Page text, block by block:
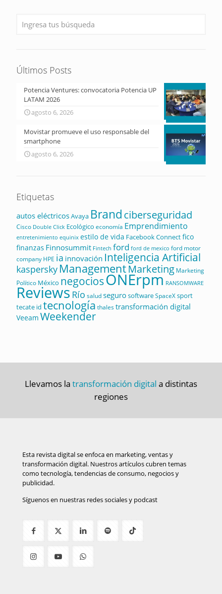
Últimos Posts
Potencia Ventures: convocatoria Potencia UP
LATAM 2026
agosto 6, 2026
Movistar promueve el uso responsable del
smartphone
agosto 6, 2026
Etiquetas
autos eléctricosAvaya Brandciberseguridad
Cisco Double Click Ecológico economía Emprendimiento
entretenimiento equinix estilo de vida Facebook Connectfico
finanzas Finnosummit Fintech ford ford de mexico ford motor
company HPE ia innovación Inteligencia Artificial
kaspersky ManagementMarketing Marketing
Político México negociosONErpm RANSOMWARE
Reviews Río saludsegurosoftwareSpaceXsport
tecate id tecnología thalestransformación digital
Veeam Weekender
Llevamos la transformación digital a distintas
regiones
Esta revista digital se enfoca en marketing, ventas y
transformación digital. Nuestros artículos cubren temas
como tecnología, tendencias de consumo, negocios y
publicidad.
Síguenos en nuestras redes sociales y podcast